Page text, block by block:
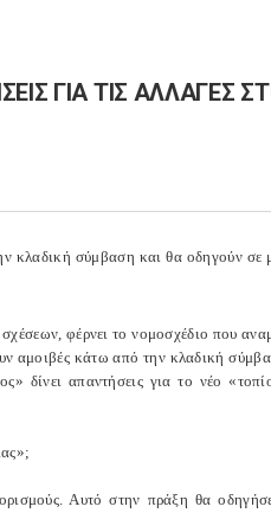
ΓΙΑ ΤΙΣ ΑΛΛΑΓΕΣ
κλαδική σύμβαση και θα οδηγούν σε
φέρνει το νομοσχέδιο που
αμοιβές κάτω από την κλαδική
δίνει απαντήσεις για το νέο
Αυτό στην πράξη θα